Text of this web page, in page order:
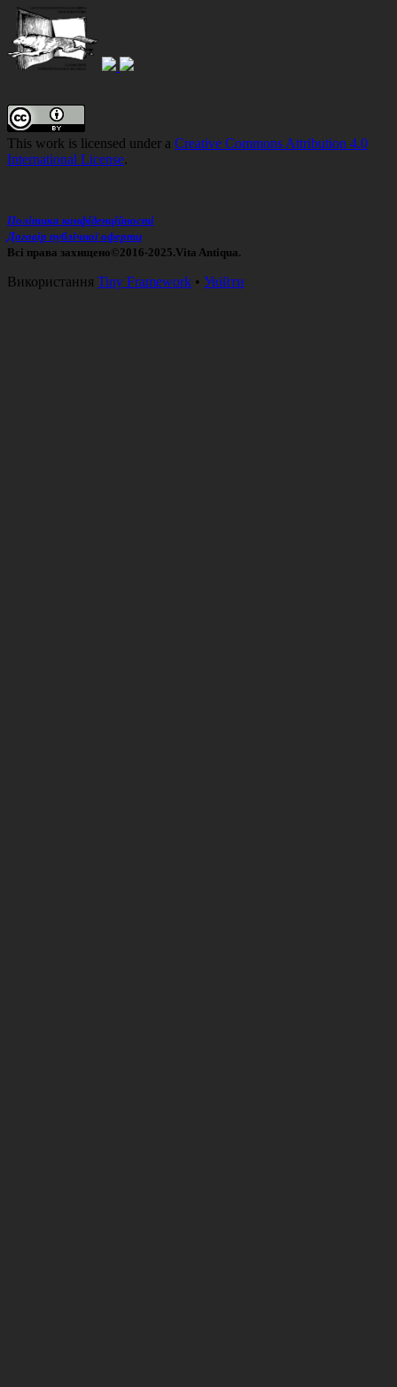
Зміст
колонтитулу
This work is licensed under a Creative Commons Attribution 4.0
International License.
Політика конфіденційності
Договір публічної оферти
Всі права захищено©2016-2025.Vita Antiqua.
Використання Tiny Framework • Увійти